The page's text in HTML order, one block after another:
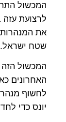
המכשול
את
שטח ישראל.
המכשול הזה
האחרונים
לחשוף
יונס כדי